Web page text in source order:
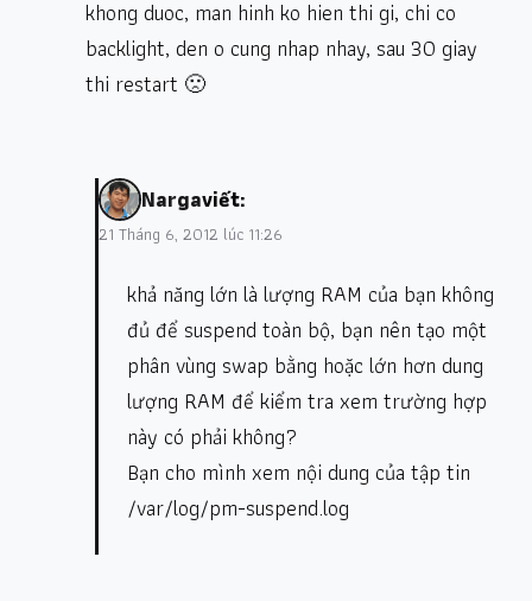
khong duoc, man hinh ko hien thi gi, chi co
backlight, den o cung nhap nhay, sau 30 giay
thi restart 🙁
Nargaviết:
21 Tháng 6, 2012 lúc 11:26
khả năng lớn là lượng RAM của bạn không
đủ để suspend toàn bộ, bạn nên tạo một
phân vùng swap bằng hoặc lớn hơn dung
lượng RAM để kiểm tra xem trường hợp
này có phải không?
Bạn cho mình xem nội dung của tập tin
/var/log/pm-suspend.log